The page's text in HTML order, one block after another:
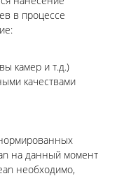
в процессе
камер и т.д.)
качествами
на данный момент
необходимо,